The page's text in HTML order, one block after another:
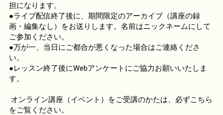
担になります。
●ライブ配信終了後に、期間限定のアーカイブ（講座の録
画・編集なし）をお送りします。名前はニックネームにして
ご参加ください。
●万が一、当日にご都合が悪くなった場合はご連絡くださ
い。
●レッスン終了後にWebアンケートにご協力お願いいたしま
す。
オンライン講座（イベント）をご受講のかたは、必ずこちら
をご覧ください。